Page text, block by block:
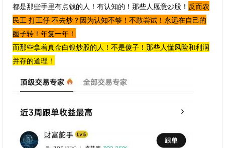
都是那些手里有点钱的人 ！有认知的！那些人愿意炒股！ 反而农
民工 打工仔 不去炒？因为认知不够！不敢尝试！永远在自己的
圈子转！年复一年！
而那些拿着真金白银炒股的人！不是傻子！那些人懂风险和利润
并存的道理！